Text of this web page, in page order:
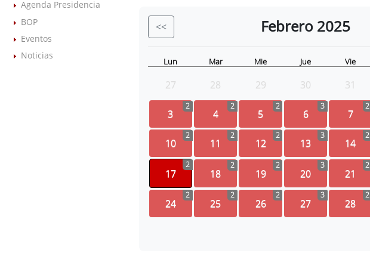
Agenda Presidencia
BOP
Eventos
Noticias
<< Febrero 2025
Lun Mar Mie Jue Vie
27 28 29 30 31
3
2
4
2
5
2
6
3
7
2
10
2
11
2
12
2
13
3
14
2
17
2
18
2
19
2
20
3
21
2
24
2
25
2
26
2
27
3
28
2